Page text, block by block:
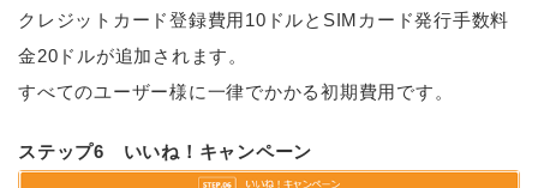
クレジットカード登録費用10ドルとSIMカード発行手数料
金20ドルが追加されます。
すべてのユーザー様に一律でかかる初期費用です。
ステップ6 いいね！キャンペーン